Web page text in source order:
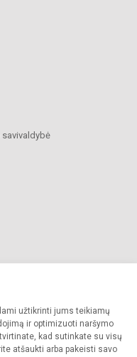
užtikrinti jums teikiamų
ir optimizuoti naršymo
kad sutinkate su visų
atšaukti arba pakeisti savo
Visos teisės saugomos.
sutikimo griežtai draudžiama.
valdymas